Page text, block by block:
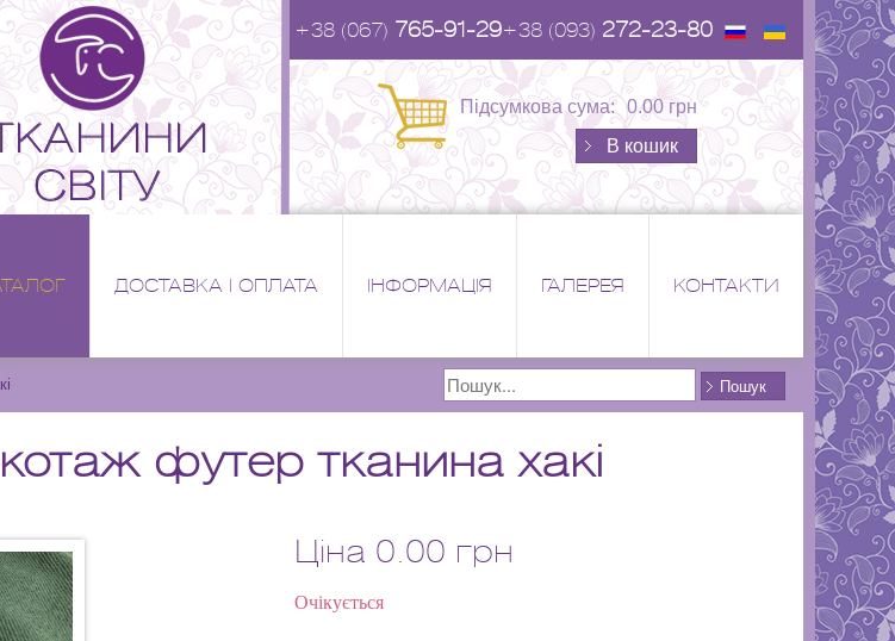
+38 (067) 765-91-29+38 (093) 272-23-80
Підсумкова сума: 0.00 грн
В кошик
ДОСТАВКА І ОПЛАТА ІНФОРМАЦІЯ ГАЛЕРЕЯ КОНТАКТИ
Поиск
Пошук
футер тканина хакі
Ціна 0.00 грн
Очікується